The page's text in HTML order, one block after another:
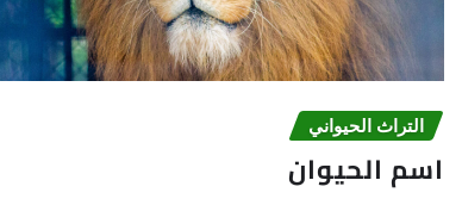
التراث الحیواني
اسم الحيوان